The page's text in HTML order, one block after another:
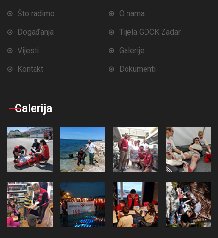
Što radimo
O nama
Događanja
Tijela GDCK Zadar
Vijesti
Galerije
Kontakt
Dokumenti
Galerija